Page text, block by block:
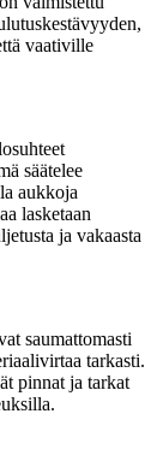
vaativille
säätelee
aukkoja
lasketaan
ja vakaasta
saumattomasti
tarkasti.
pinnat ja tarkat